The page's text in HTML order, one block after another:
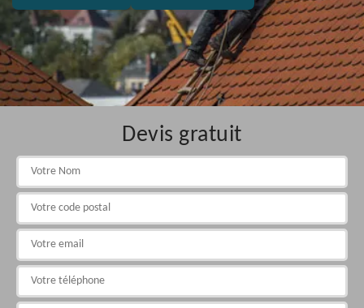
Devis gratuit